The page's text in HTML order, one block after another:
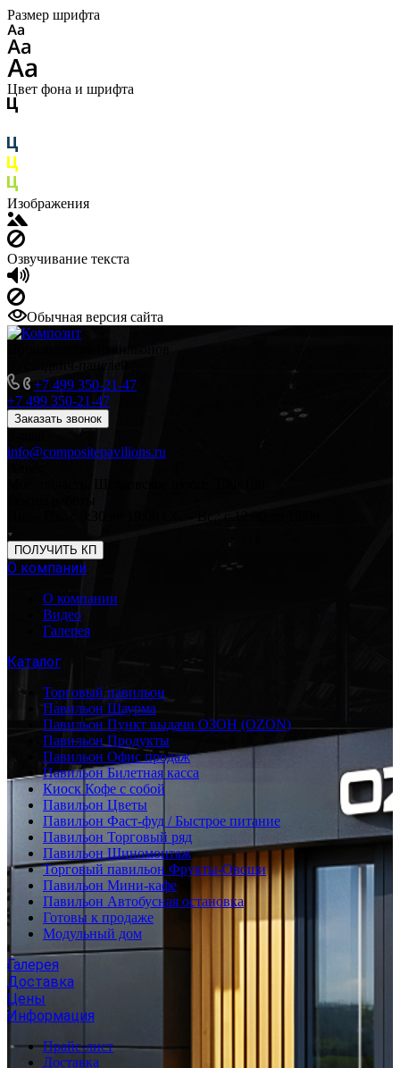
Размер шрифта
Цвет фона и шрифта
Изображения
Озвучивание текста
Обычная версия сайта
+7 499 350-21-47
+7 499 350-21-47
Заказать звонок
info@compositepavilions.ru
ПОЛУЧИТЬ КП
О компании
О компании
Видео
Галерея
Каталог
Торговый павильон
Павильон Шаурма
Павильон Пункт выдачи ОЗОН (OZON)
Павильон Продукты
Павильон Офис продаж
Павильон Билетная касса
Киоск Кофе с собой
Павильон Цветы
Павильон Фаст-фуд / Быстрое питание
Павильон Торговый ряд
Павильон Шиномонтаж
Торговый павильон Фрукты-Овощи
Павильон Мини-кафе
Павильон Автобусная остановка
Готовы к продаже
Модульный дом
Галерея
Доставка
Цены
Информация
Прайс-лист
Доставка